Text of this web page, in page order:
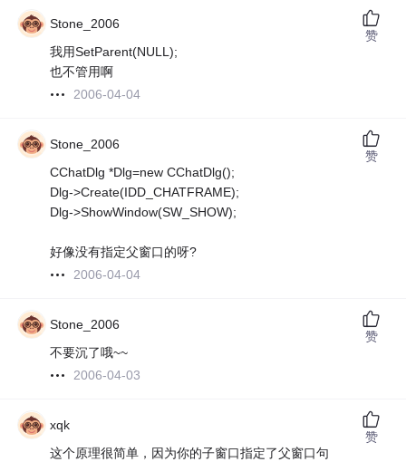
Stone_2006
我用SetParent(NULL);
也不管用啊
2006-04-04
赞
Stone_2006
CChatDlg *Dlg=new CChatDlg();
Dlg->Create(IDD_CHATFRAME);
Dlg->ShowWindow(SW_SHOW);
好像没有指定父窗口的呀?
2006-04-04
赞
Stone_2006
不要沉了哦~~
2006-04-03
赞
xqk
这个原理很简单，因为你的子窗口指定了父窗口句
赞